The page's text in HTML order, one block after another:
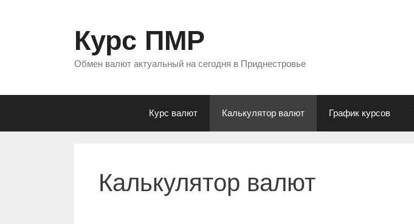
Курс ПМР
Обмен валют актуальный на сегодня в Приднестровье
Курс валют Калькулятор валют График курсов
Калькулятор валют